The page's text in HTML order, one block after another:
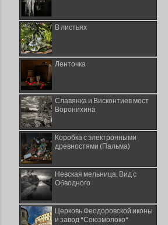
В листьях
Ленточка
Славянка и Висконтиев мост
Воронихина
Коробка с электронными
древностями (Пальма)
Невская мельница. Вид с
Обводного
Церковь Феодоровской иконы
и завод "Союзмолоко"